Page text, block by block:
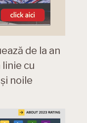
de la an
linie cu
noile